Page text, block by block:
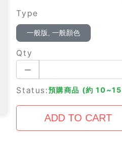
Type
一般版, 一般顏色
Qty
Status:預購商品 (約